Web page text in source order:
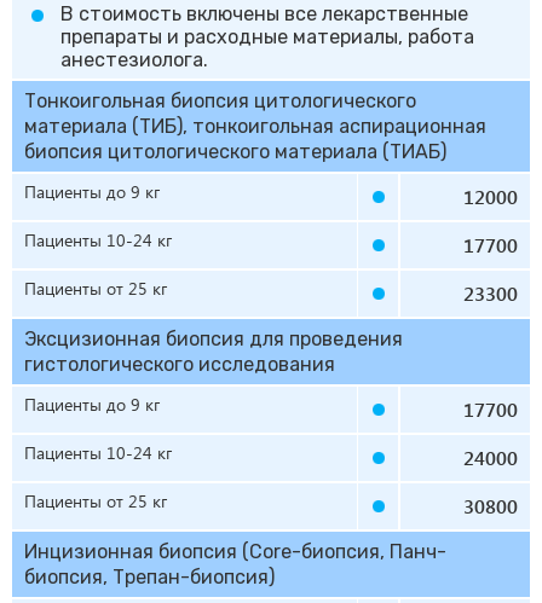
В стоимость включены все лекарственные
препараты и расходные материалы, работа
анестезиолога.
Тонкоигольная биопсия цитологического
материала (ТИБ), тонкоигольная аспирационная
биопсия цитологического материала (ТИАБ)
Пациенты до 9 кг
12000
Пациенты 10-24 кг 17700
Пациенты от 25 кг 23300
Эксцизионная биопсия для проведения
гистологического исследования
Пациенты до 9 кг
17700
Пациенты 10-24 кг 24000
Пациенты от 25 кг 30800
Инцизионная биопсия (Core-биопсия, Панч-
биопсия, Трепан-биопсия)